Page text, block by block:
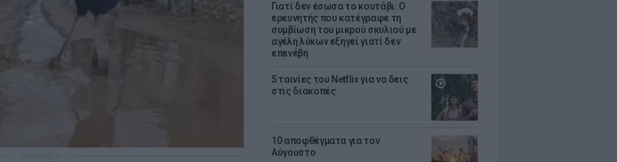
Γιατί δεν έσωσα το κουτάβι: Ο
ερευνητής που κατέγραφε τη
συμβίωση του μικρού σκυλιού με
αγέλη λύκων εξηγεί γιατί δεν
επενέβη
5 ταινίες του Netflix για να δεις
στις διακοπές
10 αποφθέγματα για τον
Αύγουστο